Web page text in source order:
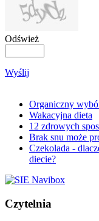
Odśwież
Wyślij
Organiczny
Wakacyjna dieta
12 zdrowych
Brak snu może
Czekolada -
diecie?
Czytelnia